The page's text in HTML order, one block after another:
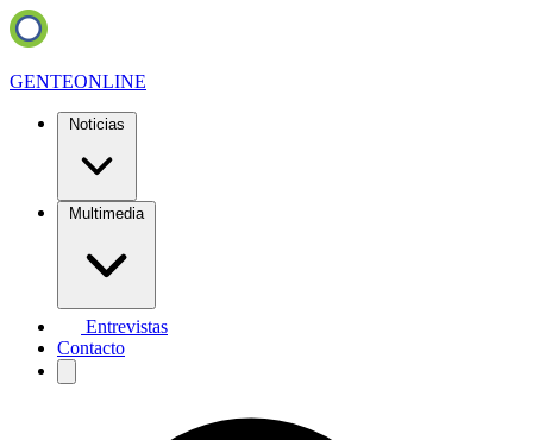
GENTEONLINE
Noticias
Multimedia
Entrevistas
Contacto